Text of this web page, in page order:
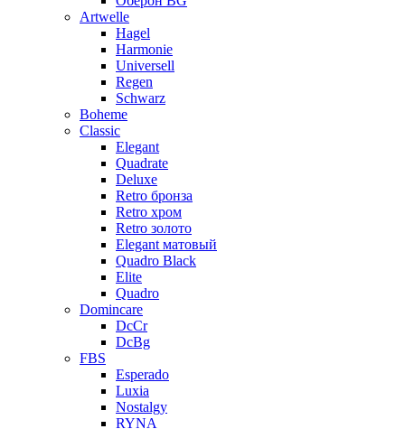
Artwelle
Hagel
Harmonie
Universell
Regen
Schwarz
Boheme
Classic
Elegant
Quadrate
Deluxe
Retro бронза
Retro хром
Retro золото
Elegant матовый
Quadro Black
Elite
Quadro
Domincare
DcCr
DcBg
FBS
Esperado
Luxia
Nostalgy
RYNA